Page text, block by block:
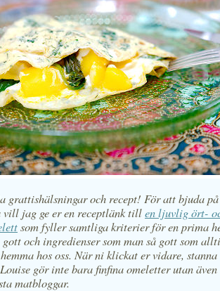
grattishälsningar och recept! För att bjuda
jag ge er en receptlänk tillen ljuvlig ört-
som fyller samtliga kriterier för en prima
gott och ingredienser som man så gott som
hos oss. När ni klickat er vidare, stanna
gör inte bara finfina omeletter utan även
matbloggar.